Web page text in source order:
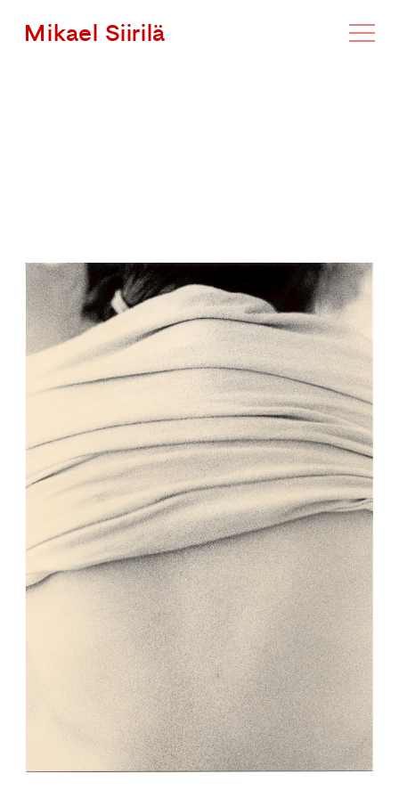
Mikael Siirilä